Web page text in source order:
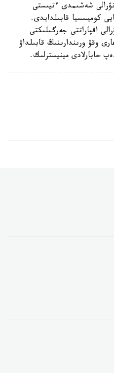
شەشىمدى ءتيىستى
كوميسسيا قابىلدايدى.
اقپاراتتى جەرگىلىكتى
وقۋ ورىندارىنىڭ قابىلداۋ
حابارلادى مينيسترلىك.